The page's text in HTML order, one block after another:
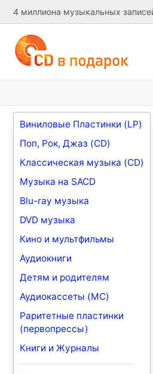
4 миллиона музыкальных
Виниловые Пластинки (LP)
Поп, Рок, Джаз (CD)
Классическая музыка (CD)
Музыка на SACD
Blu-ray музыка
DVD музыка
Кино и мультфильмы
Аудиокниги
Детям и родителям
Аудиокассеты (MC)
Раритетные пластинки
(первопрессы)
Книги и Журналы